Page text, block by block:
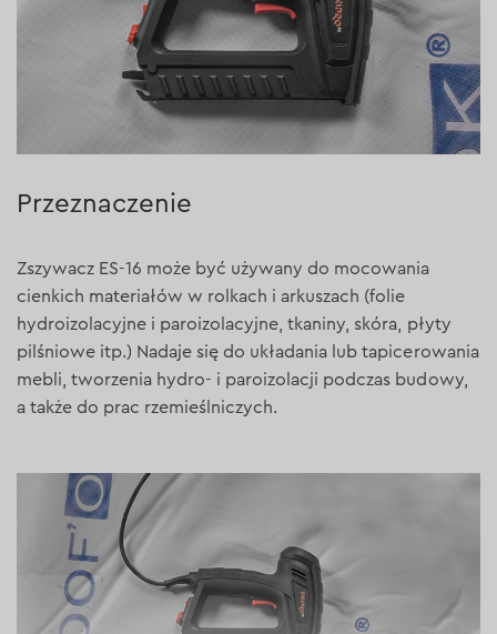
Przeznaczenie
Zszywacz ES-16 może być używany do mocowania
cienkich materiałów w rolkach i arkuszach (folie
hydroizolacyjne i paroizolacyjne, tkaniny, skóra, płyty
pilśniowe itp.) Nadaje się do układania lub tapicerowania
mebli, tworzenia hydro- i paroizolacji podczas budowy,
a także do prac rzemieślniczych.